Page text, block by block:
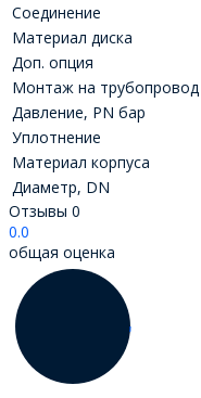
Соединение
Материал диска
Доп. опция
Монтаж на трубопровод
Давление, PN бар
Уплотнение
Материал корпуса
Диаметр, DN
Отзывы 0
0.0
общая оценка